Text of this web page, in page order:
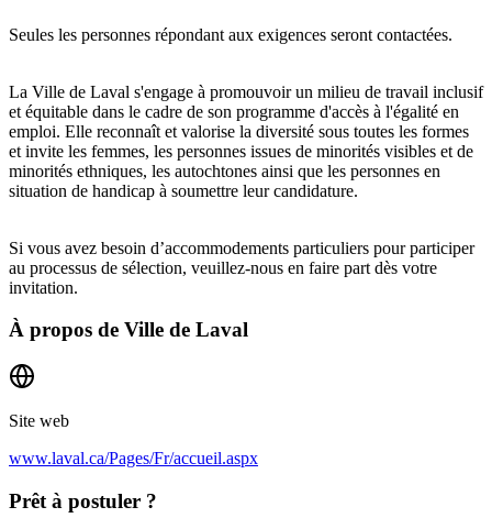
Seules les personnes répondant aux exigences seront contactées.
La Ville de Laval s'engage à promouvoir un milieu de travail inclusif
et équitable dans le cadre de son programme d'accès à l'égalité en
emploi. Elle reconnaît et valorise la diversité sous toutes les formes
et invite les femmes, les personnes issues de minorités visibles et de
minorités ethniques, les autochtones ainsi que les personnes en
situation de handicap à soumettre leur candidature.
Si vous avez besoin d’accommodements particuliers pour participer
au processus de sélection, veuillez-nous en faire part dès votre
invitation.
À propos de Ville de Laval
Site web
www.laval.ca/Pages/Fr/accueil.aspx
Prêt à postuler ?